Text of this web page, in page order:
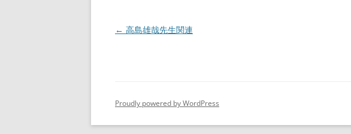
投
← 高島雄哉先生関連
Proudly powered by WordPress